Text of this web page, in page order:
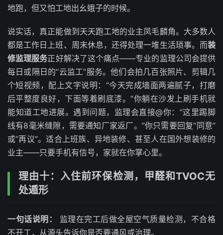
地跑，但又怕工地出幺蛾子的时候。
说实话，真正能做到天天跑工地的业主凤毛麟角。大多数人
都是工作日上班、周末休息，还得处理一堆生活琐事。而装
修监理服务正好解决了这个痛点——专业的监理公司会提供
每日或隔日的“云监工”服务。他们会拍几百张照片、剪辑几
个短视频，配上文字说明：“今天完成墙面两遍腻子，打磨
后平整度良好，下面等着刷底漆。”你躺在沙发上刷手机就
能知道工地进展。遇到问题，监理会直接@你：“这里踢脚
线有8毫米缝隙，需要通知厂家返厂。”你只需要回复“同意”
或“再议”。适合上班族、异地装修、甚至人在国外想装修的
业主——只要手机有信号，家就在你掌心里。
理由十：入住前环保检测，甲醛和TVOC无
处遁形
一句话说明：
监理在完工后做全屋空气质量检测，不合格
不开工，从源头告诉你是否要通风或治理。